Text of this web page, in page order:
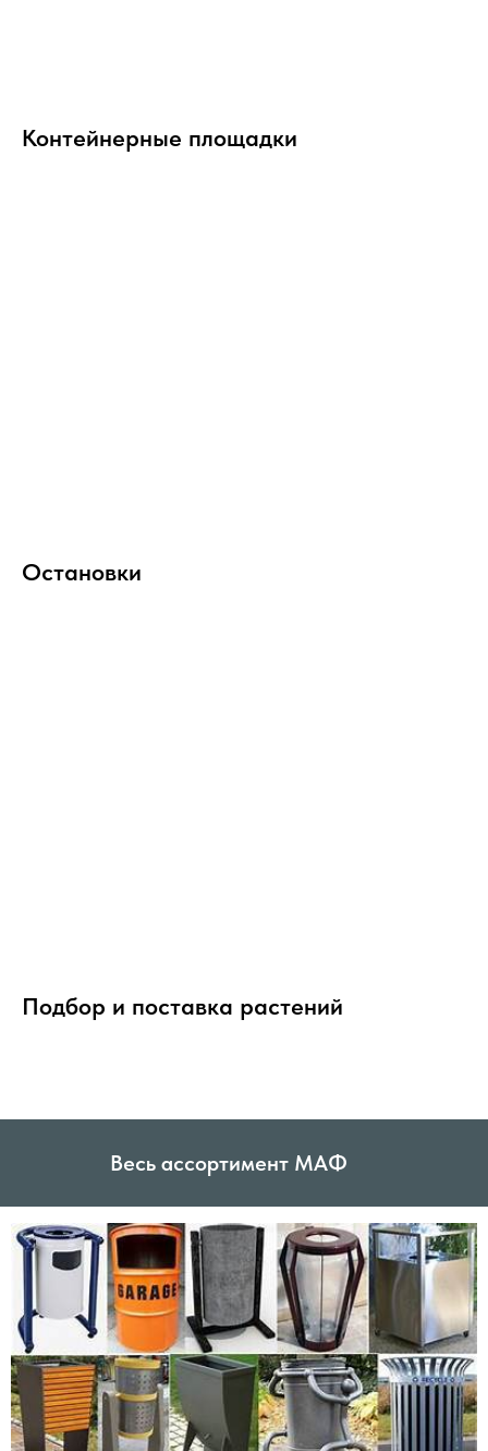
Контейнерные площадки
Остановки
Подбор и поставка растений
Весь ассортимент МАФ